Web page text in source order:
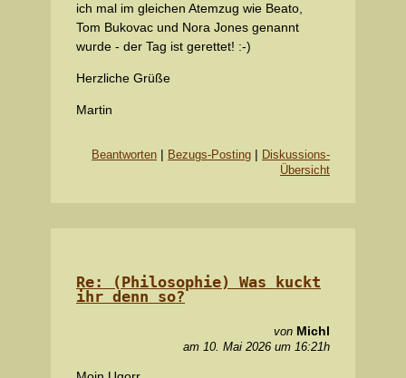
ich mal im gleichen Atemzug wie Beato,
Tom Bukovac und Nora Jones genannt
wurde - der Tag ist gerettet! :-)
Herzliche Grüße
Martin
Beantworten | Bezugs-Posting | Diskussions-
Übersicht
Re: (Philosophie) Was kuckt
ihr denn so?
von Michl
am 10. Mai 2026 um 16:21h